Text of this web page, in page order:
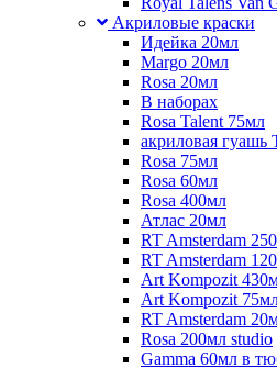
Акриловые краски
Идейка 20мл
Margo 20мл
Rosa 20мл
В наборах
Rosa Talent 75мл
акриловая гуашь
Rosa 75мл
Rosa 60мл
Rosa 400мл
Атлас 20мл
RT Amsterdam
RT Amsterdam
Art Kompozit
Art Kompozit
RT Amsterdam
Rosa 200мл studio
Gamma 60мл в